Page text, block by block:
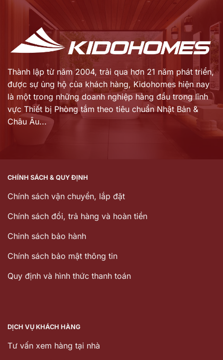
1.447.000 ₫.
Thành lập từ năm 2004, trải qua hơn 21 năm phát triển,
được sự ủng hộ của khách hàng, Kidohomes hiện nay
là một trong những doanh nghiệp hàng đầu trong lĩnh
vực Thiết bị Phòng tắm theo tiêu chuẩn Nhật Bản &
Châu Âu...
CHÍNH SÁCH & QUY ĐỊNH
Chính sách vận chuyển, lắp đặt
Chính sách đổi, trả hàng và hoàn tiền
Chinh sách bảo hành
Chính sách bảo mật thông tin
Quy định và hình thức thanh toán
DỊCH VỤ KHÁCH HÀNG
Tư vấn xem hàng tại nhà